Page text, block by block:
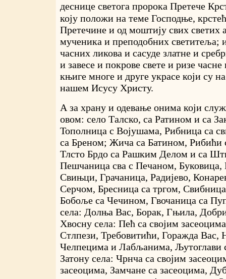
деснице светога пророка Претече
коју положи на теме Господње,
Претечине и од моштију свих светих
мученика и преподобних светитеља;
часних ликова и сасуде златне и
и завесе и покрове свете и ризе
књиге многе и друге украсе који су
нашем Исусу Христу.
А за храну и одевање онима који
овом: село Талско, са Ратином и са
Тополница с Војушама, Рибница са
са Бреном; Жича са Батином,
Тлсто Брдо са Рашким Делом и са
Пешчаница сва с Печаном, Буковица,
Свињци, Грачаница, Радијево,
Серчом, Бресница са тргом,
Бобоље са Чечином, Гвочаница са
села: Долња Вас, Борак, Гњила,
Хвосну села: Пећ са својим
Стлпези, Требовитићи, Горажда Вас,
Челпецима и Лабљанима, Љутоглави
Затону села: Чрнча са својим
засеоцима, Замчане са засеоцима,